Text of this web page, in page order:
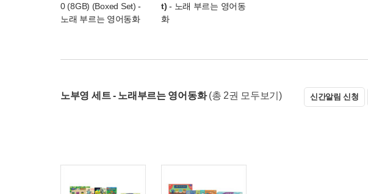
0 (8GB) (Boxed Set) -
노래 부르는 영어동화
t) - 노래 부르는 영어동
화
노부영 세트 - 노래부르는 영어동화 (총 2권 모두보기) 신간알림 신청